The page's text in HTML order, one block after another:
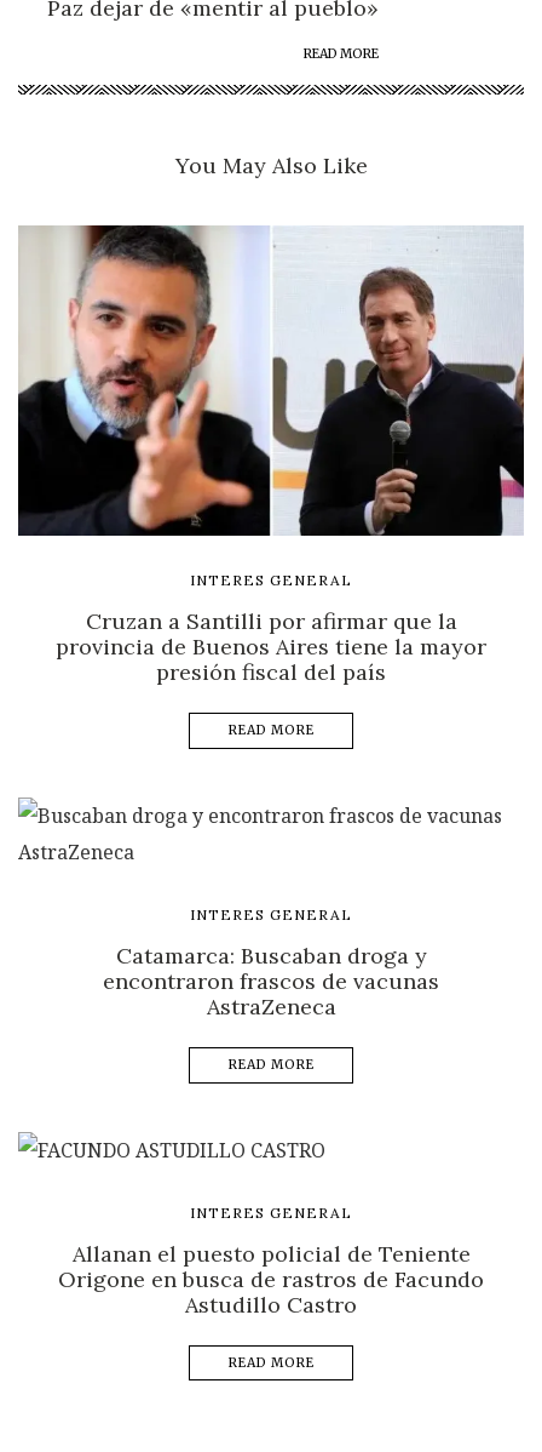
Paz dejar de «mentir al pueblo»
READ MORE
You May Also Like
INTERES GENERAL
Cruzan a Santilli por afirmar que la
provincia de Buenos Aires tiene la mayor
presión fiscal del país
READ MORE
INTERES GENERAL
Catamarca: Buscaban droga y
encontraron frascos de vacunas
AstraZeneca
READ MORE
INTERES GENERAL
Allanan el puesto policial de Teniente
Origone en busca de rastros de Facundo
Astudillo Castro
READ MORE